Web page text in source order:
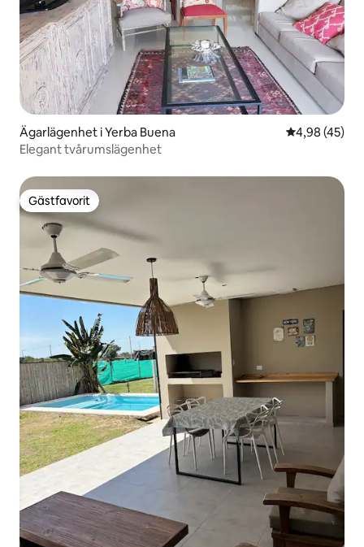
Ägarlägenhet i Yerba Buena 4,98 av 5 i
4,98 (45)
Elegant tvårumslägenhet
Gästfavorit
Gästfavorit